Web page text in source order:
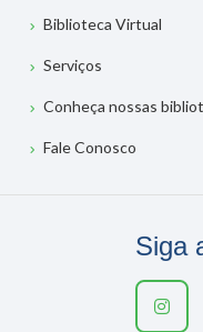
Biblioteca Virtual
Serviços
Conheça nossas
Fale Conosco
Siga